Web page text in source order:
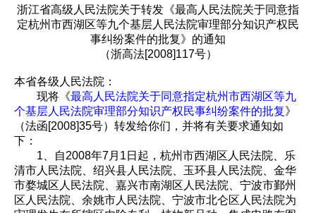
浙江省高级人民法院关于转发《最高人民法院关于同意指
定杭州市西湖区等九个基层人民法院审理部分知识产权民
事纠纷案件的批复》的通知
（浙高法[2008]117号）
本省各级人民法院：
现将《最高人民法院关于同意指定杭州市西湖区等九
个基层人民法院审理部分知识产权民事纠纷案件的批复》
（法函[2008]35号）转发给你们，并将有关要求通知如
下：
1、自2008年7月1日起，杭州市西湖区人民法院、乐
清市人民法院、绍兴县人民法院、玉环县人民法院、金华
市婺城区人民法院、嘉兴市南湖区人民法院、宁波市鄞州
区人民法院、余姚市人民法院、宁波市北仑区人民法院为